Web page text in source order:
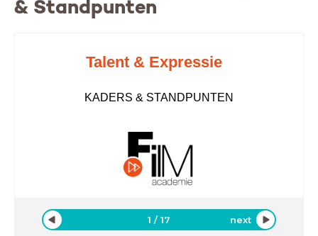
& Standpunten
Talent & Expressie
KADERS & STANDPUNTEN
1 /17 next